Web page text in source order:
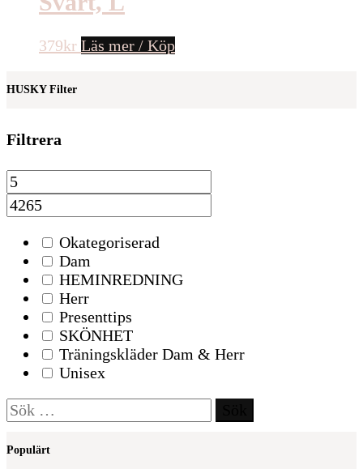
379kr Läs mer / Köp
HUSKY Filter
Filtrera
Okategoriserad
Dam
HEMINREDNING
Herr
Presenttips
SKÖNHET
Träningskläder Dam & Herr
Unisex
Sök
efter:
Populärt